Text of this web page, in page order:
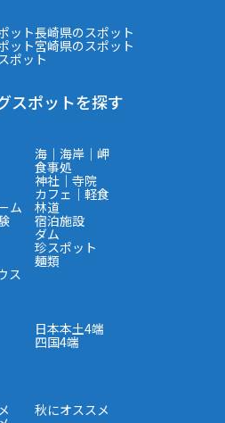
ット長崎県のスポット
ット宮崎県のスポット
ポット
スポットを探す
海｜海岸｜岬
食事処
神社｜寺院
カフェ｜軽食
ム 林道
宿泊施設
ダム
珍スポット
麺類
ス
日本本土4端
四国4端
秋にオススメ